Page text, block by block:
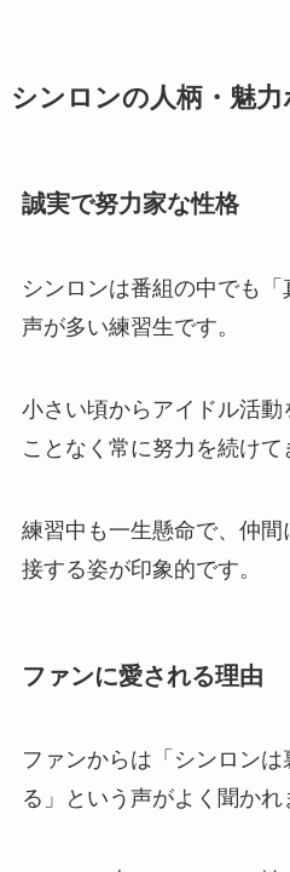
シンロンの人柄・魅力
誠実で努力家な性格
シンロンは番組の中でも
声が多い練習生です。
小さい頃からアイドル活
ことなく常に努力を続けて
練習中も一生懸命で、仲間
接する姿が印象的です。
ファンに愛される理由
ファンからは「シンロン
る」という声がよく聞かれ